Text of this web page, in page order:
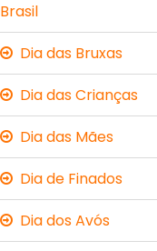
Brasil
Dia das Bruxas
Dia das Crianças
Dia das Mães
Dia de Finados
Dia dos Avós